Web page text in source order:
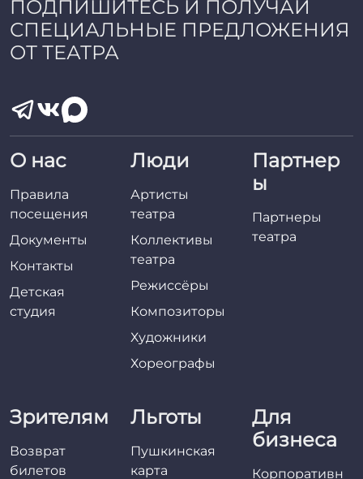
ПОДПИШИТЕСЬ И ПОЛУЧАЙ
СПЕЦИАЛЬНЫЕ ПРЕДЛОЖЕНИЯ
ОТ ТЕАТРА
О нас
Правила
посещения
Документы
Контакты
Детская
студия
Люди
Артисты
театра
Коллективы
театра
Режиссёры
Композиторы
Художники
Хореографы
Партнер
ы
Партнеры
театра
Зрителям
Возврат
билетов
Льготы
Пушкинская
карта
Для
бизнеса
Корпоративн